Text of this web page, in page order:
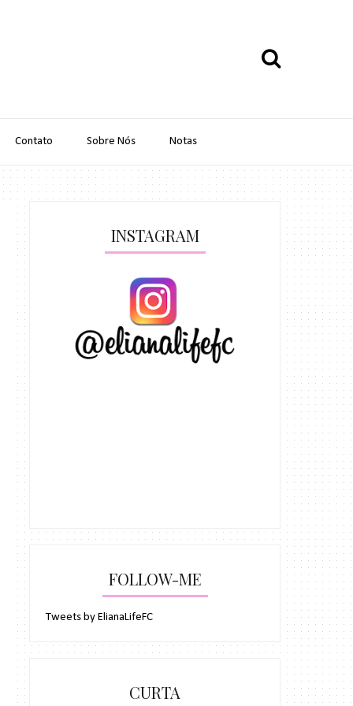
Contato Sobre Nós Notas
INSTAGRAM
FOLLOW-ME
Tweets by ElianaLifeFC
CURTA